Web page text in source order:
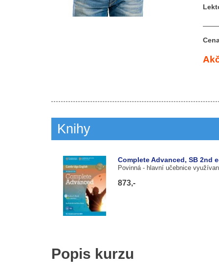
Knihy
Complete Advanced, SB 2nd
Povinná - hlavní učebnice
873,-
Popis kurzu